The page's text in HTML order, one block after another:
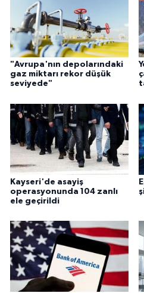
"Avrupa'nın depolarındaki
gaz miktarı rekor düşük
seviyede"
Kayseri'de asayiş
operasyonunda 104 zanlı
ele geçirildi